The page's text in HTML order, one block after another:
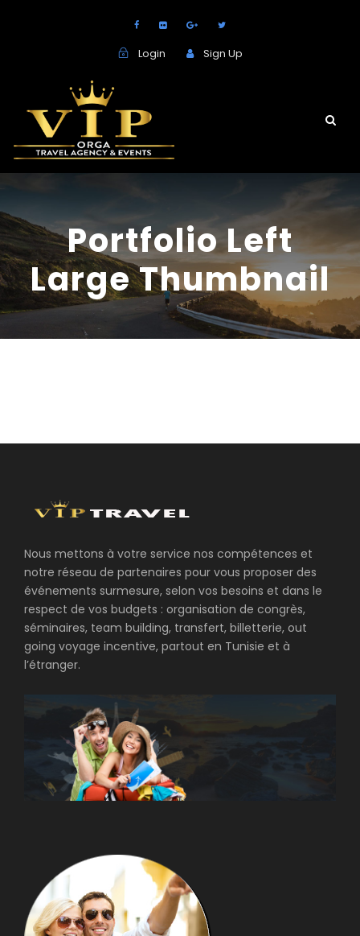
Login Sign Up
Portfolio Left
Large Thumbnail
Nous mettons à votre service nos compétences et
notre réseau de partenaires pour vous proposer des
événements surmesure, selon vos besoins et dans le
respect de vos budgets : organisation de congrès,
séminaires, team building, transfert, billetterie, out
going voyage incentive, partout en Tunisie et à
l’étranger.